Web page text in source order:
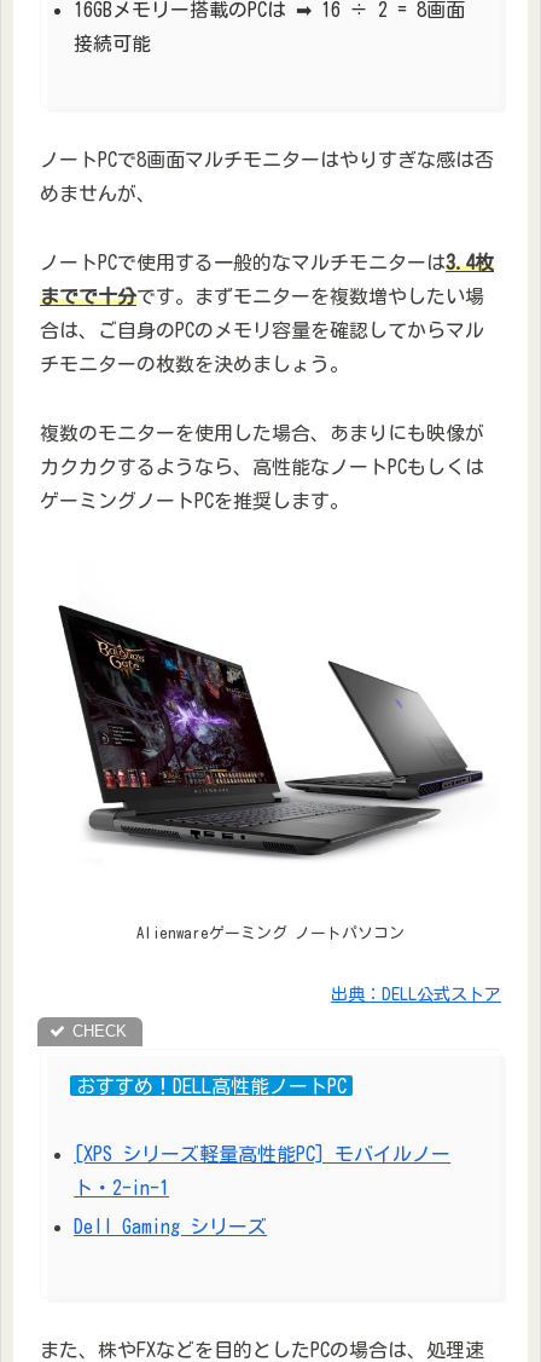
16GBメモリー搭載のPCは ➡ 16 ÷ 2 = 8画面
接続可能
ノートPCで8画面マルチモニターはやりすぎな感は否
めませんが、
ノートPCで使用する一般的なマルチモニターは3.4枚
までで十分です。まずモニターを複数増やしたい場
合は、ご自身のPCのメモリ容量を確認してからマル
チモニターの枚数を決めましょう。
複数のモニターを使用した場合、あまりにも映像が
カクカクするようなら、高性能なノートPCもしくは
ゲーミングノートPCを推奨します。
Alienwareゲーミング ノートパソコン
出典：DELL公式ストア
おすすめ！DELL高性能ノートPC
[XPS シリーズ軽量高性能PC] モバイルノー
ト・2-in-1
Dell Gaming シリーズ
また、株やFXなどを目的としたPCの場合は、処理速